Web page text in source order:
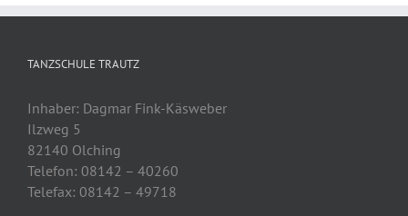
TANZSCHULE TRAUTZ
Inhaber: Dagmar Fink-Käsweber
Ilzweg 5
82140 Olching
Telefon: 08142 – 40260
Telefax: 08142 – 49718